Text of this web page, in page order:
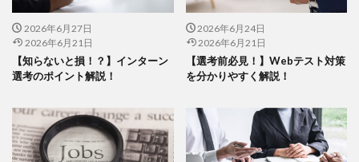
2026年6月27日
2026年6月21日
【知らないと損！？】インターン
選考のポイント解説！
2026年6月24日
2026年6月21日
【選考前必見！】Webテスト対策
を分かりやすく解説！